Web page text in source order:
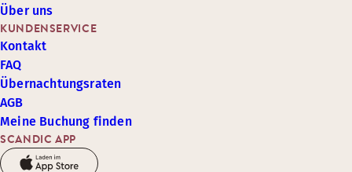
SCANDIC APP
KUNDENSERVICE
Kontakt
FAQ
Übernachtungsraten
AGB
Meine Buchung finden
Über uns